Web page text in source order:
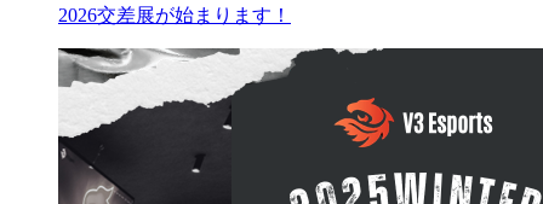
2026交差展が始まります！